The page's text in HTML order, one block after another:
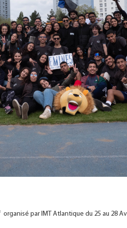
par IMT Atlantique du 25 au 28